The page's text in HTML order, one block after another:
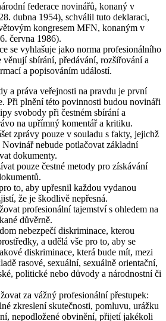
federace novinářů, konaný v
dubna 1954), schválil tuto deklaraci,
kongresem MFN, konaným v
června 1986).
se vyhlašuje jako norma profesionálního
sbírání, předávání, rozšiřování a
a popisováním událostí.
a práva veřejnosti na pravdu je první
Při plnění této povinnosti budou novináři
svobody při čestném sbírání a
na upřímný komentář a kritiku.
zprávy pouze v souladu s fakty, jejichž
nebude potlačovat základní
dokumenty.
pouze čestné metody pro získávání
to, aby upřesnil každou vydanou
že je škodlivě nepřesná.
profesionální tajemství s ohledem na
důvěrně.
nebezpečí diskriminace, kterou
a udělá vše pro to, aby se
diskriminace, která bude mít, mezi
rasové, sexuální, sexuálně orientační,
politické nebo důvody a národnostní či
za vážný profesionální přestupek:
zkreslení skutečnosti, pomluvu, urážku
nepodložené obvinění, přijetí jakékoli